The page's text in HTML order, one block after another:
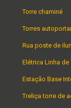
Torre chaminé
Torres
Rua poste de
Elétrica Linha
Estação Base
Treliça torre de